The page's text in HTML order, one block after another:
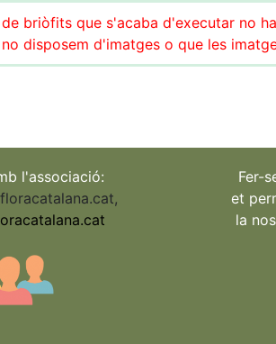
briòfits que s'acaba d'executar no
disposem d'imatges o que les
l'associació:
,
Fer-
et
la